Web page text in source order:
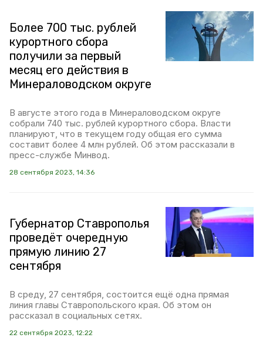
Более 700 тыс. рублей
курортного сбора
получили за первый
месяц его действия в
Минераловодском округе
В августе этого года в Минераловодском округе
собрали 740 тыс. рублей курортного сбора. Власти
планируют, что в текущем году общая его сумма
составит более 4 млн рублей. Об этом рассказали в
пресс-службе Минвод.
28 сентября 2023, 14:36
Губернатор Ставрополья
проведёт очередную
прямую линию 27
сентября
В среду, 27 сентября, состоится ещё одна прямая
линия главы Ставропольского края. Об этом он
рассказал в социальных сетях.
22 сентября 2023, 12:22